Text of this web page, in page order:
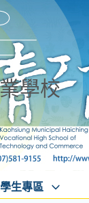
學校
學生專區